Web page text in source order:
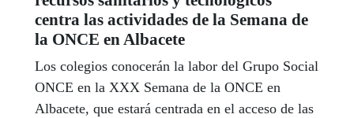
centra las actividades de la Semana de
la ONCE en Albacete
Los colegios conocerán la labor del Grupo Social
ONCE en la XXX Semana de la ONCE en
Albacete, que estará centrada en el acceso de las